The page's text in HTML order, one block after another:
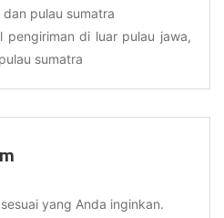
pulau sumatra
pengiriman di luar pulau jawa,
sumatra
yang Anda inginkan.